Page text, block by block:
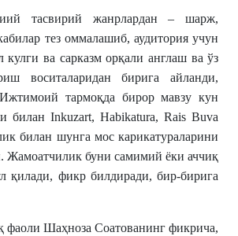
тасвирий жанрлардан – шарж,
тез оммалашиб, аудитория учун
кулги ва сарказм орқали англаш ва ўз
воситаларидан бирига айланди,
тармоқда бирор мавзу кун
билан Inkuzart, Habikatura, Rais Buva
билан шунга мос карикатураларини
Жамоатчилик буни самимий ёки аччиқ
қилади, фикр билдиради, бир-бирига
Шаҳноза Соатованинг фикрича,